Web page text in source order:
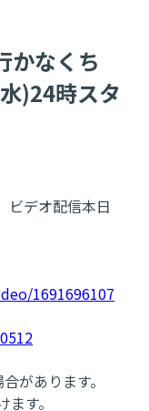
かなくち
)24時スタ
ビデオ配信本日
1691696107
があります。
す。